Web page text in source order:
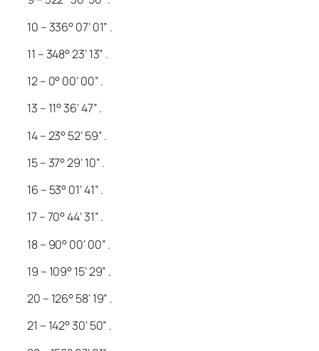
10 – 336° 07’ 01” .
11 – 348° 23’ 13” .
12 – 0° 00’ 00” .
13 – 11° 36’ 47” .
14 – 23° 52’ 59” .
15 – 37° 29’ 10” .
16 – 53° 01’ 41” .
17 – 70° 44’ 31” .
18 – 90° 00’ 00” .
19 – 109° 15’ 29” .
20 – 126° 58’ 19” .
21 – 142° 30’ 50” .